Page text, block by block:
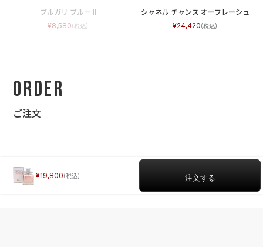
ブルガリ ブルー II
8,580
シャネル チャンス オーフレーシュ
24,420
Order
ご注文
19,800